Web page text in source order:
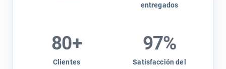
entregados
80+
Clientes
97%
Satisfacción del